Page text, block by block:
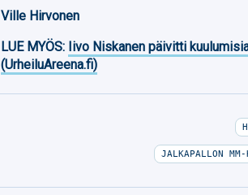
Ville Hirvonen
LUE MYÖS: Iivo Niskanen päivitti
(UrheiluAreena.fi)
JALKAPALLON MM-